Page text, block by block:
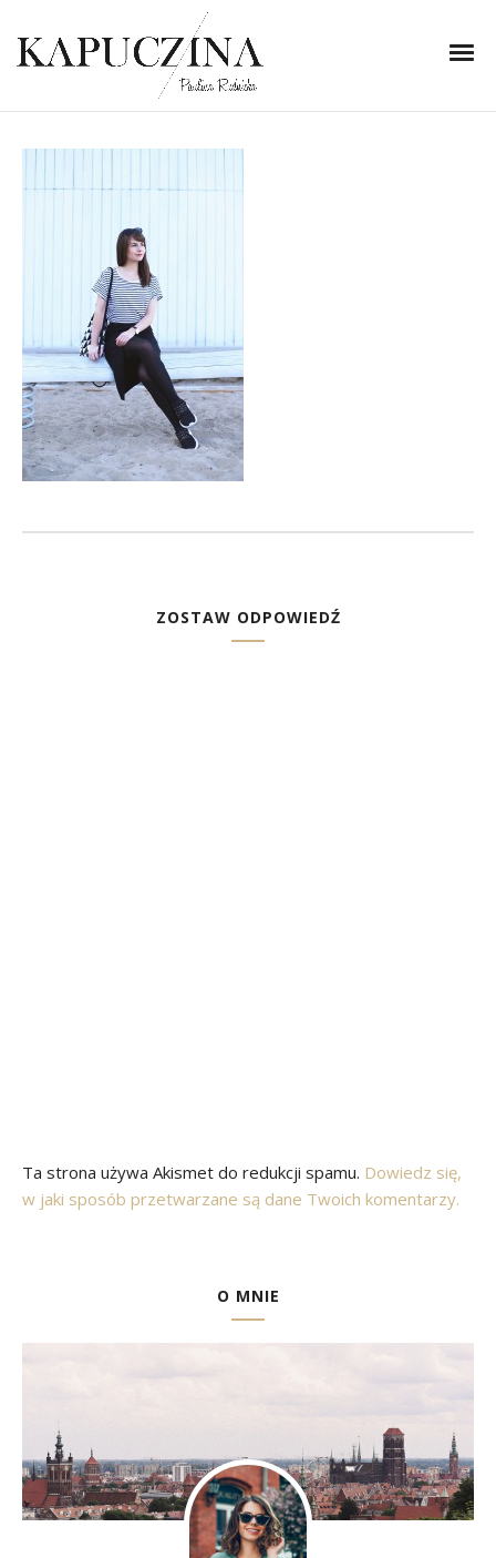
1 października 2015
IMG_3840
Written by
ZOSTAW ODPOWIEDŹ
Ta strona używa Akismet do redukcji spamu. Dowiedz się,
w jaki sposób przetwarzane są dane Twoich komentarzy.
O MNIE